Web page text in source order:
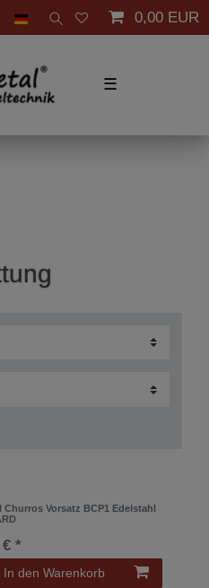
0,00 EUR
☰
Churros Vorsatz BCP1 Edelstahl
€ *
In den Warenkorb